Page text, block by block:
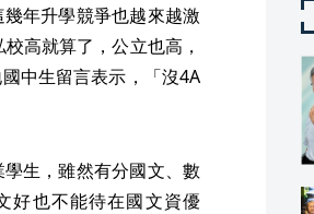
年升學競爭也越來越激
高就算了，公立也高，
中生留言表示，「沒4A
生，雖然有分國文、數
好也不能待在國文資優